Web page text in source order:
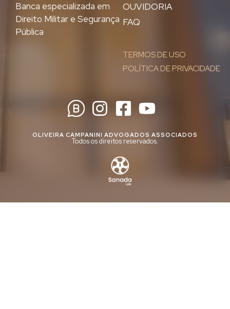
OUVIDORIA
FAQ
TERMOS DE USO
POLÍTICA DE PRIVACIDADE
Banca especializada em
Direito Militar e Segurança
Pública
OLIVEIRA CAMPANINI ADVOGADOS ASSOCIADOS
Todos os direitos reservados.